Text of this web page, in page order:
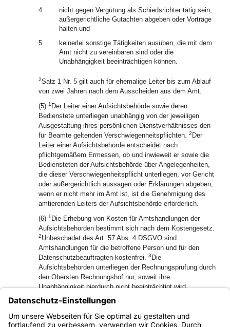
4.
nicht gegen Vergütung als Schiedsrichter tätig sein,
außergerichtliche Gutachten abgeben oder Vorträge
halten und
5.
keinerlei sonstige Tätigkeiten ausüben, die mit dem
Amt nicht zu vereinbaren sind oder die
Unabhängigkeit beeinträchtigen können.
2Satz 1 Nr. 5 gilt auch für ehemalige Leiter bis zum Ablauf
von zwei Jahren nach dem Ausscheiden aus dem Amt.
(5) 1 Der Leiter einer Aufsichtsbehörde sowie deren
Bedienstete unterliegen unabhängig von der jeweiligen
Ausgestaltung ihres persönlichen Dienstverhältnisses den
für Beamte geltenden Verschwiegenheitspflichten. 2 Der
Leiter einer Aufsichtsbehörde entscheidet nach
pflichtgemäßem Ermessen, ob und inwieweit er sowie die
Bediensteten der Aufsichtsbehörde über Angelegenheiten,
die dieser Verschwiegenheitspflicht unterliegen, vor Gericht
oder außergerichtlich aussagen oder Erklärungen abgeben;
wenn er nicht mehr im Amt ist, ist die Genehmigung des
amtierenden Leiters der Aufsichtsbehörde erforderlich.
(6) 1 Die Erhebung von Kosten für Amtshandlungen der
Aufsichtsbehörden bestimmt sich nach dem Kostengesetz.
2Unbeschadet des Art. 57 Abs. 4 DSGVO sind
Amtshandlungen für die betroffene Person und für den
Datenschutzbeauftragten kostenfrei. 3 Die
Aufsichtsbehörden unterliegen der Rechnungsprüfung durch
den Obersten Rechnungshof nur, soweit ihre
Unabhängigkeit hierdurch nicht beeinträchtigt wird.
Anrufung der Aufsichtsbehörden
(zu Art. 77 DSGVO)